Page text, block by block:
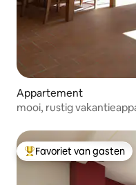
Appartement
mooi, rustig
Topfavoriet van gasten
Favoriet van gasten